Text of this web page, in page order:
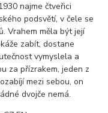
najme čtveřici
podsvětí, v čele se
Vrahem měla být její
zabít, dostane
vymyslela a
za přízrakem, jeden z
mezi sebou, on
dvojče nemá.